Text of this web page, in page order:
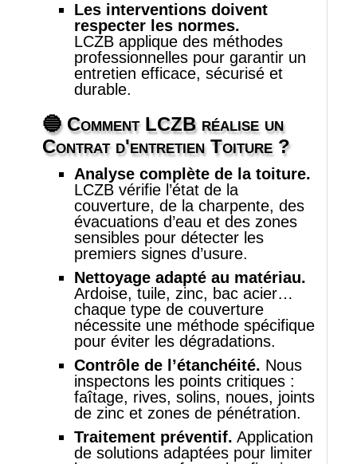
Les interventions doivent
respecter les normes.
LCZB applique des méthodes
professionnelles pour garantir un
entretien efficace, sécurisé et
durable.
🔵 Comment LCZB réalise un
Contrat d'entretien Toiture ?
Analyse complète de la toiture.
LCZB vérifie l’état de la
couverture, de la charpente, des
évacuations d’eau et des zones
sensibles pour détecter les
premiers signes d’usure.
Nettoyage adapté au matériau.
Ardoise, tuile, zinc, bac acier…
chaque type de couverture
nécessite une méthode spécifique
pour éviter les dégradations.
Contrôle de l’étanchéité. Nous
inspectons les points critiques :
faîtage, rives, solins, noues, joints
de zinc et zones de pénétration.
Traitement préventif. Application
de solutions adaptées pour limiter